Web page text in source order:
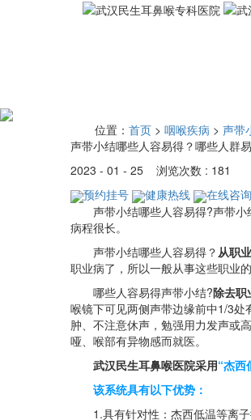
位置： 首页 > 咽喉疾病 > 声带
声带小结哪些人容易得？哪些人群
2023 - 01 - 25 浏览次数 : 181
预约挂号
健康热线
在线咨询
声带小结哪些人容易得?声带小
病程很长。
声带小结哪些人容易得？ 从职
职业病了，所以一般从事这些职业
哪些人容易得声带小结?除去职
喉镜下可见两侧声带边缘前中1/3
肿、不注意休声，勉强用力发声或
哑、喉部有异物感而就医。
武汉民生耳鼻喉医院采用“杰西
该系统具有以下优势：
1.具有针对性：杰西低温等离子